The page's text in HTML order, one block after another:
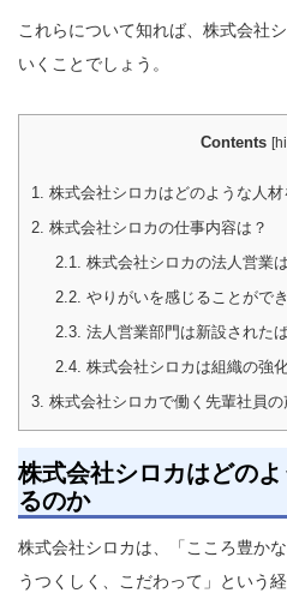
これらについて知れば、株式会社
いくことでしょう。
Contents [
1.
株式会社シロカはどのような人
2. 株式会社シロカの仕事内容は？
2.1.
株式会社シロカの法人営業
2.2. やりがいを感じることがで
2.3. 法人営業部門は新設された
2.4. 株式会社シロカは組織の強
3. 株式会社シロカで働く先輩社員の
株式会社シロカはどの
るのか
株式会社シロカは、「こころ豊か
うつくしく、こだわって」という